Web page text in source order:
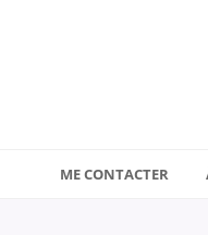
ME CONTACTER